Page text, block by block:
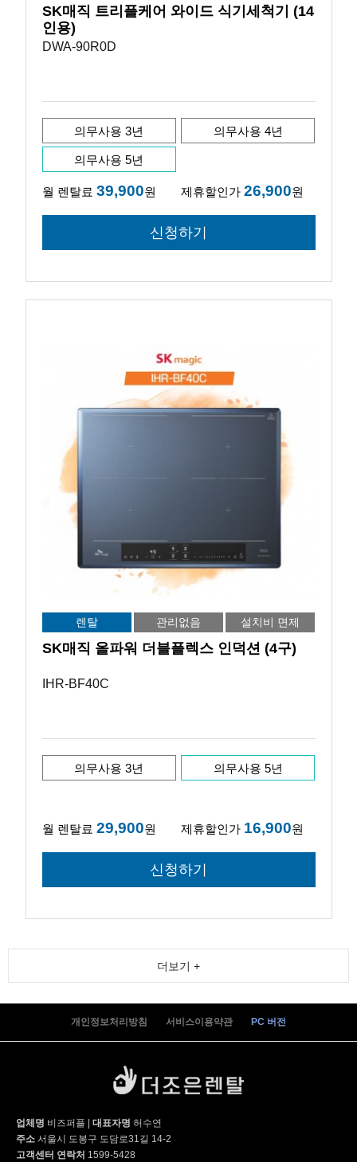
SK매직 트리플케어 와이드 식기세척기 (14
인용)
DWA-90R0D
의무사용 3년 의무사용 4년
의무사용 5년
월 렌탈료 39,900원 제휴할인가26,900원
렌탈 관리없음 설치비 면제
SK매직 올파워 더블플렉스 인덕션 (4구)
IHR-BF40C
의무사용 3년 의무사용 5년
월 렌탈료 29,900원 제휴할인가 16,900원
더보기 +
개인정보처리방침 서비스이용약관 PC 버전
업체명 비즈퍼플 | 대표자명 허수연
주소 서울시 도봉구 도담로31길 14-2
고객센터 연락처 1599-5428